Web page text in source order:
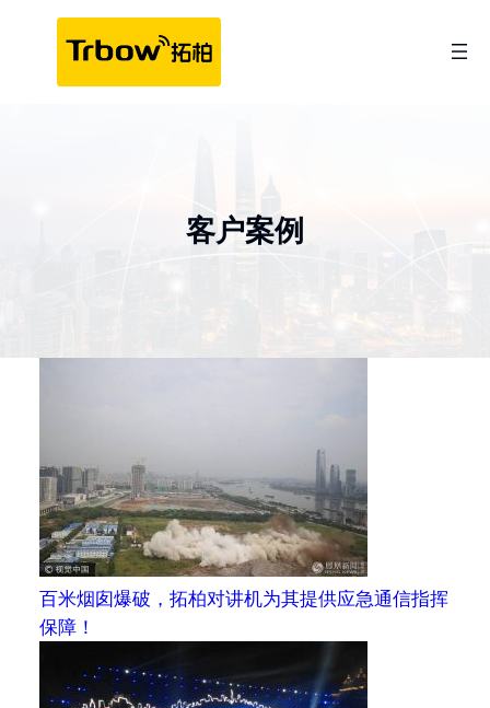
客户案例
百米烟囱爆破，拓柏对讲机为其提供应急通信指挥
保障！